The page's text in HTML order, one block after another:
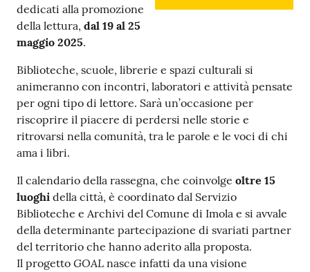
Patto
per
lettura
Seguici
su
dedicati alla promozione
della lettura, dal 19 al 25
maggio 2025.
Biblioteche, scuole, librerie e spazi culturali si
animeranno con incontri, laboratori e attività pensate
per ogni tipo di lettore. Sarà un’occasione per
riscoprire il piacere di perdersi nelle storie e
ritrovarsi nella comunità, tra le parole e le voci di chi
ama i libri.
Il calendario della rassegna, che coinvolge oltre 15
luoghi della città, è coordinato dal Servizio
Biblioteche e Archivi del Comune di Imola e si avvale
della determinante partecipazione di svariati partner
del territorio che hanno aderito alla proposta.
Il progetto GOAL nasce infatti da una visione